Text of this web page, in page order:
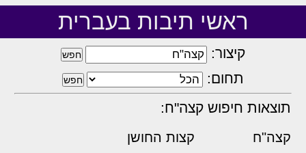
ראשי תיבות בעברית
קיצור:
תחום:
תוצאות חיפוש קצה"ח:
קצה"ח קצות החושן